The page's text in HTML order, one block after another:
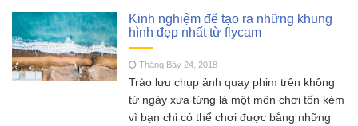
Kinh nghiệm để tạo ra những khung
hình đẹp nhất từ flycam
Tháng Bảy 24, 2018
Trào lưu chụp ảnh quay phim trên không
từ ngày xưa từng là một môn chơi tốn kém
vì bạn chỉ có thể chơi được bằng những